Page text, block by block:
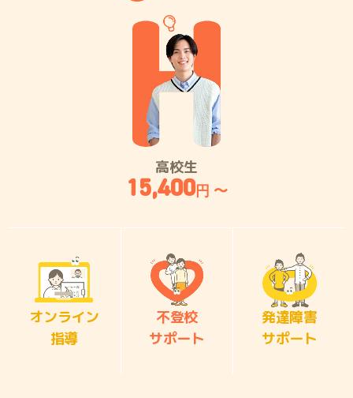
高校生
15,400円 〜
オンライン
指導
不登校
サポート
発達障害
サポート